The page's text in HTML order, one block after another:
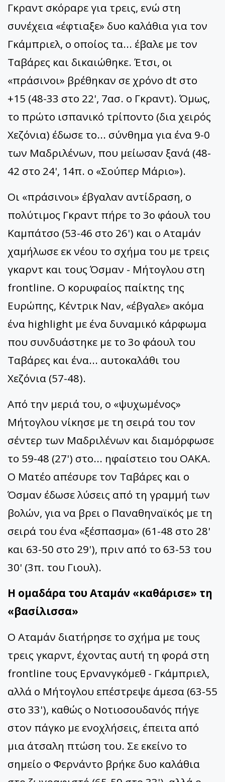
Γκραντ σκόραρε για τρεις, ενώ στη
συνέχεια «έφτιαξε» δυο καλάθια για τον
Γκάμπριελ, ο οποίος τα... έβαλε με τον
Ταβάρες και δικαιώθηκε. Έτσι, οι
«πράσινοι» βρέθηκαν σε χρόνο dt στο
+15 (48-33 στο 22', 7ασ. ο Γκραντ). Όμως,
το πρώτο ισπανικό τρίποντο (δια χειρός
Χεζόνια) έδωσε το... σύνθημα για ένα 9-0
των Μαδριλένων, που μείωσαν ξανά (48-
42 στο 24', 14π. ο «Σούπερ Μάριο»).
Οι «πράσινοι» έβγαλαν αντίδραση, ο
πολύτιμος Γκραντ πήρε το 3ο φάουλ του
Καμπάτσο (53-46 στο 26') και ο Αταμάν
χαμήλωσε εκ νέου το σχήμα του με τρεις
γκαρντ και τους Όσμαν - Μήτογλου στη
frontline. Ο κορυφαίος παίκτης της
Ευρώπης, Κέντρικ Ναν, «έβγαλε» ακόμα
ένα highlight με ένα δυναμικό κάρφωμα
που συνδυάστηκε με το 3ο φάουλ του
Ταβάρες και ένα... αυτοκαλάθι του
Χεζόνια (57-48).
Από την μεριά του, ο «ψυχωμένος»
Μήτογλου νίκησε με τη σειρά του τον
σέντερ των Μαδριλένων και διαμόρφωσε
το 59-48 (27') στο... ηφαίστειο του ΟΑΚΑ.
Ο Ματέο απέσυρε τον Ταβάρες και ο
Όσμαν έδωσε λύσεις από τη γραμμή των
βολών, για να βρει ο Παναθηναϊκός με τη
σειρά του ένα «ξέσπασμα» (61-48 στο 28'
και 63-50 στο 29'), πριν από το 63-53 του
30' (3π. του Γιουλ).
Η ομαδάρα του Αταμάν «καθάρισε» τη
«βασίλισσα»
Ο Αταμάν διατήρησε το σχήμα με τους
τρεις γκαρντ, έχοντας αυτή τη φορά στη
frontline τους Ερνανγκόμεθ - Γκάμπριελ,
αλλά ο Μήτογλου επέστρεψε άμεσα (63-55
στο 33'), καθώς ο Νοτιοσουδανός πήγε
στον πάγκο με ενοχλήσεις, έπειτα από
μια άτσαλη πτώση του. Σε εκείνο το
σημείο ο Φερνάντο βρήκε δυο καλάθια